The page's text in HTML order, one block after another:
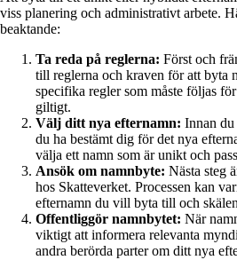
viss planering och administrativt arbete.
beaktande:
Ta reda på reglerna: Först och
till reglerna och kraven för att byta
specifika regler som måste följas
giltigt.
Välj ditt nya efternamn: Innan du
du ha bestämt dig för det nya
välja ett namn som är unikt och
Ansök om namnbyte: Nästa steg
hos Skatteverket. Processen kan
efternamn du vill byta till och
Offentliggör namnbytet: När
viktigt att informera relevanta
andra berörda parter om ditt nya